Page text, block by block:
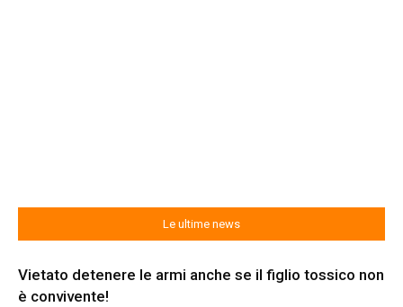
Le ultime news
Vietato detenere le armi anche se il figlio tossico non
è convivente!